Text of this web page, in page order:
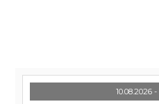
10.08.2026 -